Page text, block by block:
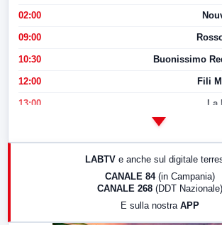
02:00
09:00
10:30 Buonissimo
12:00 Fili
13:00 La
LABTV e anche sul digitale
CANALE 84 (in Campania)
CANALE 268 (DDT Nazionale)
E sulla nostra APP